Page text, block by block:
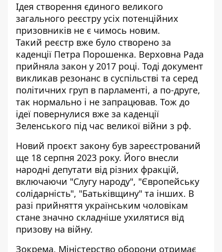
Ідея створення єдиного великого
загального реєстру усіх потенційних
призовників не є чимось новим.
Такий реєстр вже було створено за
каденції Петра Порошенка. Верховна Рада
прийняла закон у 2017 році. Тоді документ
викликав резонанс в суспільстві та серед
політичних груп в парламенті, а по-друге,
так нормально і не запрацював. Тож до
ідеї повернулися вже за каденції
Зеленського під час великої війни з рф.
Новий проєкт закону був зареєстрований
ще 18 серпня 2023 року. Його внесли
народні депутати від різних фракцій,
включаючи "Слугу народу", "Європейську
солідарність", "Батьківщину" та інших. В
разі прийняття українським чоловікам
стане значно складніше ухилятися від
призову на війну.
Зокрема, Міністерство оборони отримає